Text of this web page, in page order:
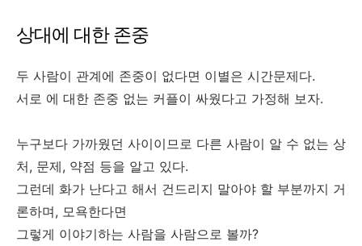
상대에 대한 존중
두 사람이 관계에 존중이 없다면 이별은 시간문제다.
서로 에 대한 존중 없는 커플이 싸웠다고 가정해 보자.
누구보다 가까웠던 사이이므로 다른 사람이 알 수 없는 상
처, 문제, 약점 등을 알고 있다.
그런데 화가 난다고 해서 건드리지 말아야 할 부분까지 거
론하며, 모욕한다면
그렇게 이야기하는 사람을 사람으로 볼까?